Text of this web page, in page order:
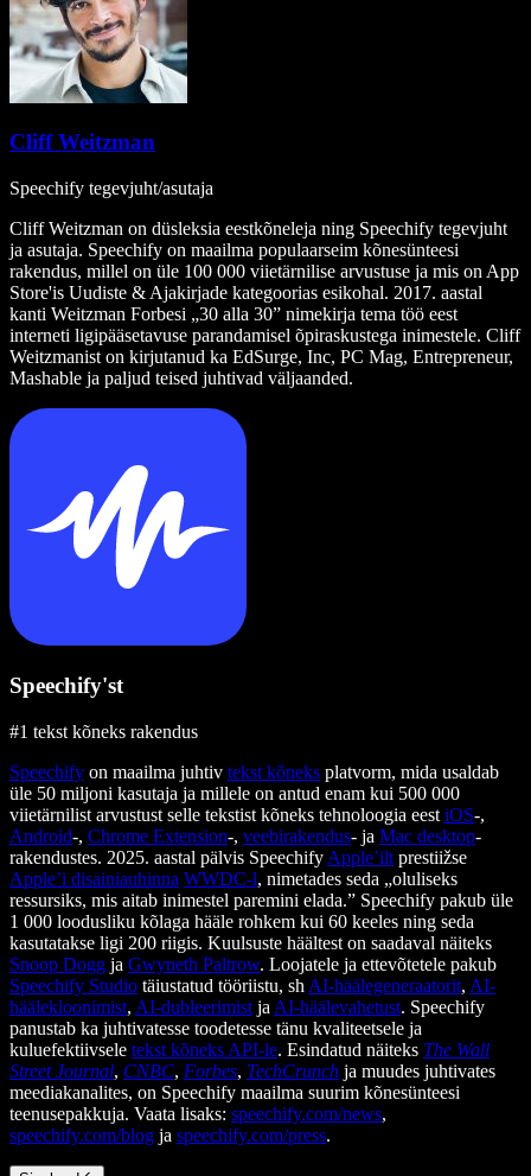
Cliff Weitzman
Speechify tegevjuht/asutaja
Cliff Weitzman on düsleksia eestkõneleja ning Speechify tegevjuht
ja asutaja. Speechify on maailma populaarseim kõnesünteesi
rakendus, millel on üle 100 000 viietärnilise arvustuse ja mis on App
Store'is Uudiste & Ajakirjade kategoorias esikohal. 2017. aastal
kanti Weitzman Forbesi „30 alla 30” nimekirja tema töö eest
interneti ligipääsetavuse parandamisel õpiraskustega inimestele. Cliff
Weitzmanist on kirjutanud ka EdSurge, Inc, PC Mag, Entrepreneur,
Mashable ja paljud teised juhtivad väljaanded.
Speechify'st
#1 tekst kõneks rakendus
Speechify on maailma juhtiv tekst kõneks platvorm, mida usaldab
üle 50 miljoni kasutaja ja millele on antud enam kui 500 000
viietärnilist arvustust selle tekstist kõneks tehnoloogia eest iOS-,
Android-, Chrome Extension-, veebirakendus- ja Mac desktop-
rakendustes. 2025. aastal pälvis Speechify Apple’ilt prestiižse
Apple’i disainiauhinna WWDC-l, nimetades seda „oluliseks
ressursiks, mis aitab inimestel paremini elada.” Speechify pakub üle
1 000 loodusliku kõlaga hääle rohkem kui 60 keeles ning seda
kasutatakse ligi 200 riigis. Kuulsuste häältest on saadaval näiteks
Snoop Dogg ja Gwyneth Paltrow. Loojatele ja ettevõtetele pakub
Speechify Studio täiustatud tööriistu, sh AI-häälegeneraatorit, AI-
häälekloonimist, AI-dubleerimist ja AI-häälevahetust. Speechify
panustab ka juhtivatesse toodetesse tänu kvaliteetsele ja
kuluefektiivsele tekst kõneks API-le. Esindatud näiteks The Wall
Street Journal, CNBC, Forbes, TechCrunch ja muudes juhtivates
meediakanalites, on Speechify maailma suurim kõnesünteesi
teenusepakkuja. Vaata lisaks: speechify.com/news,
speechify.com/blog ja speechify.com/press.